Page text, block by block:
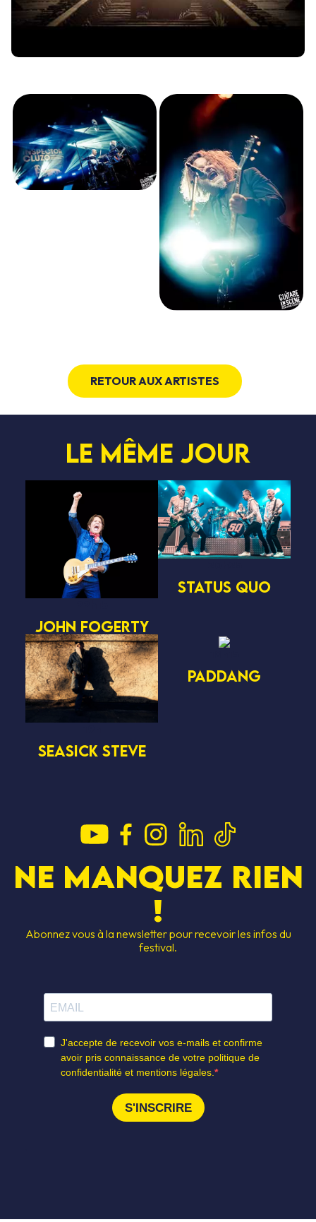
RETOUR AUX ARTISTES
Le même jour
JOHN FOGERTY
STATUS QUO
SEASICK STEVE
PADDANG
Ne manquez rien
!
Abonnez vous à la newsletter pour recevoir les infos du
festival.